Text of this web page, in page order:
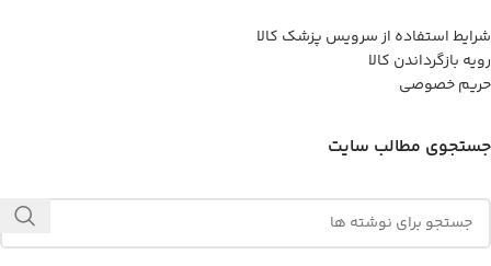
شرایط استفاده از سرویس پزشک کالا
رویه بازگرداندن کالا
حریم خصوصی
جستجوی مطالب سایت